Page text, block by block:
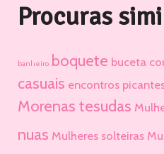
Procuras
banheiro boquete buceta
casuais encontros
Morenas tesudas
nuas Mulheres solteiras